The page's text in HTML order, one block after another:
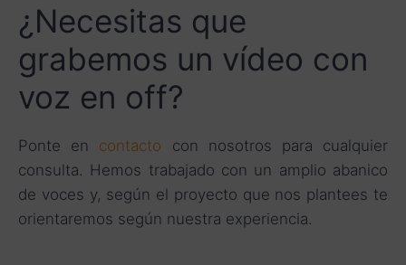
¿Necesitas que
grabemos un vídeo con
voz en off?
Ponte en contacto con nosotros para cualquier
consulta. Hemos trabajado con un amplio abanico
de voces y, según el proyecto que nos plantees te
orientaremos según nuestra experiencia.